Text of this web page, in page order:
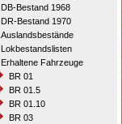
DB-Bestand 1968
DR-Bestand 1970
Auslandsbestände
Lokbestandslisten
Erhaltene Fahrzeuge
BR 01
BR 01.5
BR 01.10
BR 03